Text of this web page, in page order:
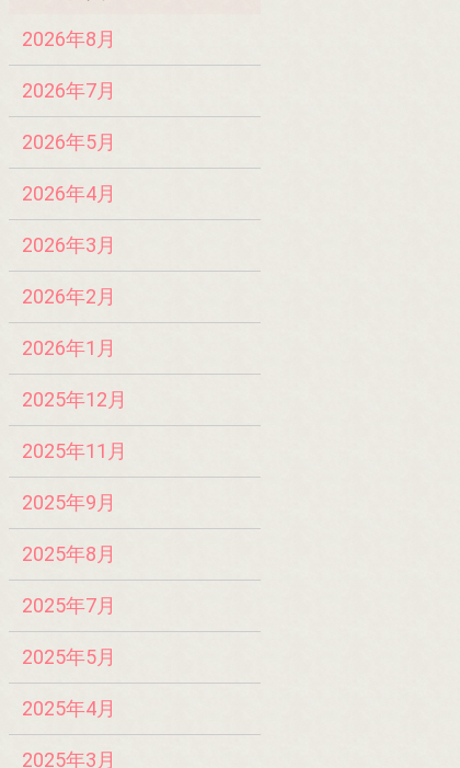
2026年8月
2026年7月
2026年5月
2026年4月
2026年3月
2026年2月
2026年1月
2025年12月
2025年11月
2025年9月
2025年8月
2025年7月
2025年5月
2025年4月
2025年3月